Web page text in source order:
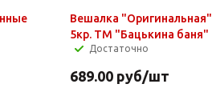
Вешалка "Оригинальная"
5кр. ТМ "Бацькина баня"
Достаточно
689.00руб/шт